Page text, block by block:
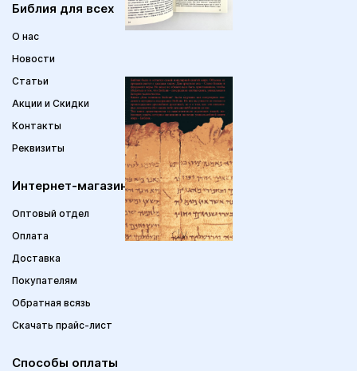
Библия для всех
О нас
Новости
Статьи
Акции и Скидки
Контакты
Реквизиты
Интернет-магазин
Оптовый отдел
Оплата
Доставка
Покупателям
Обратная всязь
Скачать прайс-лист
Способы оплаты